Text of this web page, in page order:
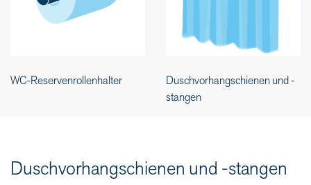
WC-Reservenrollenhalter
Duschvorhangschienen und -
stangen
Duschvorhangschienen und -stangen